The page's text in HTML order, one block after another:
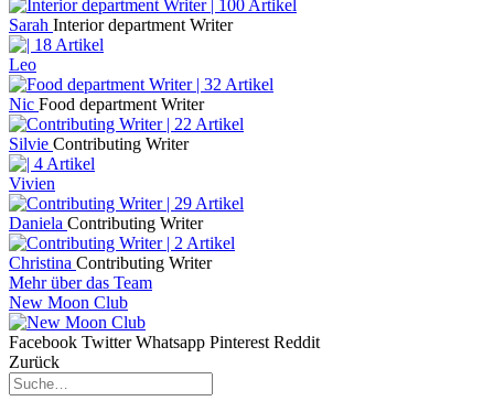
Sarah Interior department Writer
Leo
Nic Food department Writer
Silvie Contributing Writer
Vivien
Daniela Contributing Writer
Christina Contributing Writer
Mehr über das Team
New Moon Club
Facebook Twitter Whatsapp Pinterest Reddit
Zurück